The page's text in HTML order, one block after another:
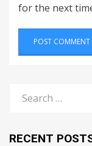
for the next
for:
RECENT